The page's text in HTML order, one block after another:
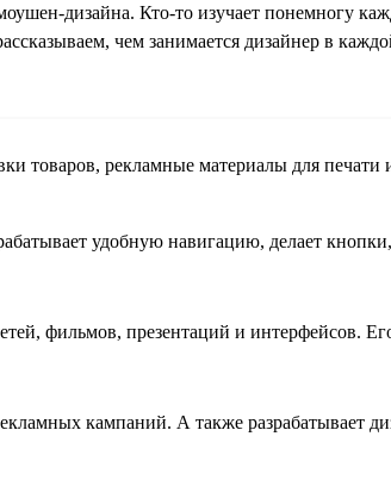
дизайна. Кто-то изучает понемногу
чем занимается дизайнер в
товаров, рекламные материалы для печати
удобную навигацию, делает
фильмов, презентаций и интерфейсов.
кампаний. А также разрабатывает